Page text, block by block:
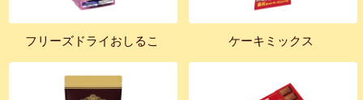
フリーズドライおしるこ ケーキミックス